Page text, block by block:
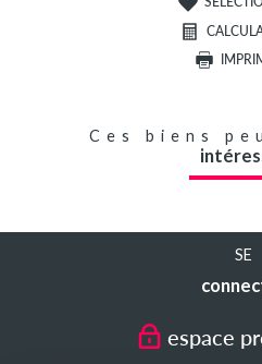
Ces biens
SE
espace